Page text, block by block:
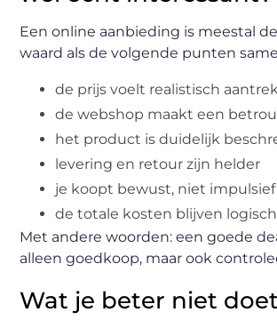
Een online aanbieding is meestal
waard als de volgende punten
de prijs voelt realistisch
de webshop maakt een
het product is duidelijk
levering en retour zijn helder
je koopt bewust, niet impulsief
de totale kosten blijven logisch
Met andere woorden: een goede
alleen goedkoop, maar ook
Wat je beter niet doet